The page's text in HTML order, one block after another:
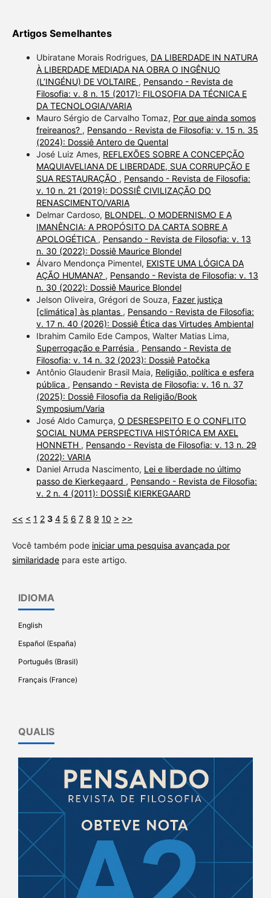
Artigos Semelhantes
Ubiratane Morais Rodrigues, DA LIBERDADE IN NATURA
À LIBERDADE MEDIADA NA OBRA O INGÊNUO
(L’INGÉNU) DE VOLTAIRE , Pensando - Revista de
Filosofia: v. 8 n. 15 (2017): FILOSOFIA DA TÉCNICA E
DA TECNOLOGIA/VARIA
Mauro Sérgio de Carvalho Tomaz, Por que ainda somos
freireanos? , Pensando - Revista de Filosofia: v. 15 n. 35
(2024): Dossiê Antero de Quental
José Luiz Ames, REFLEXÕES SOBRE A CONCEPÇÃO
MAQUIAVELIANA DE LIBERDADE, SUA CORRUPÇÃO E
SUA RESTAURAÇÃO , Pensando - Revista de Filosofia:
v. 10 n. 21 (2019): DOSSIÊ CIVILIZAÇÃO DO
RENASCIMENTO/VARIA
Delmar Cardoso, BLONDEL, O MODERNISMO E A
IMANÊNCIA: A PROPÓSITO DA CARTA SOBRE A
APOLOGÉTICA , Pensando - Revista de Filosofia: v. 13
n. 30 (2022): Dossiê Maurice Blondel
Álvaro Mendonça Pimentel, EXISTE UMA LÓGICA DA
AÇÃO HUMANA? , Pensando - Revista de Filosofia: v. 13
n. 30 (2022): Dossiê Maurice Blondel
Jelson Oliveira, Grégori de Souza, Fazer justiça
[climática] às plantas , Pensando - Revista de Filosofia:
v. 17 n. 40 (2026): Dossiê Ética das Virtudes Ambiental
Ibrahim Camilo Ede Campos, Walter Matias Lima,
Superrogação e Parrésia , Pensando - Revista de
Filosofia: v. 14 n. 32 (2023): Dossiê Patočka
Antônio Glaudenir Brasil Maia, Religião, política e esfera
pública , Pensando - Revista de Filosofia: v. 16 n. 37
(2025): Dossiê Filosofia da Religião/Book
Symposium/Varia
José Aldo Camurça, O DESRESPEITO E O CONFLITO
SOCIAL NUMA PERSPECTIVA HISTÓRICA EM AXEL
HONNETH , Pensando - Revista de Filosofia: v. 13 n. 29
(2022): VARIA
Daniel Arruda Nascimento, Lei e liberdade no último
passo de Kierkegaard , Pensando - Revista de Filosofia:
v. 2 n. 4 (2011): DOSSIÊ KIERKEGAARD
<< < 1 2 3 4 5 6 7 8 9 10 > >>
Você também pode iniciar uma pesquisa avançada por
similaridadepara este artigo.
IDIOMA
English
Español (España)
Português (Brasil)
Français (France)
QUALIS